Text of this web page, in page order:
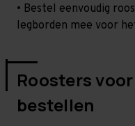
• Bestel eenvoudig
legborden mee voor
Roosters
bestellen